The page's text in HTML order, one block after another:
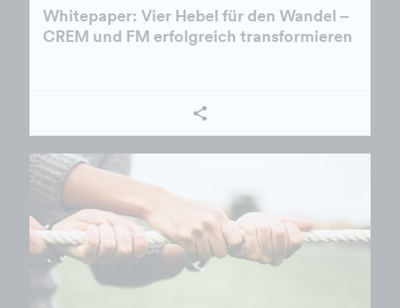
Whitepaper: Vier Hebel für den Wandel –
CREM und FM erfolgreich transformieren